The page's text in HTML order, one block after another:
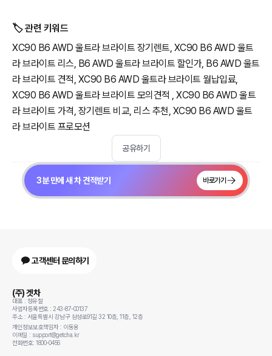
🏷️ 관련 키워드
XC90 B6 AWD 울트라 브라이트 장기렌트, XC90 B6 AWD 울트
라 브라이트 리스, B6 AWD 울트라 브라이트 할인가, B6 AWD 울트
라 브라이트 견적, XC90 B6 AWD 울트라 브라이트 월납입료,
XC90 B6 AWD 울트라 브라이트 모의견적 , XC90 B6 AWD 울트
라 브라이트 가격, 장기렌트 비교, 리스 추천, XC90 B6 AWD 울트
라 브라이트 프로모션
공유하기
3분 만에 새 차 견적받기 바로가기
고객센터 문의하기
(주) 겟차
대표 : 정유철
사업자등록번호 : 243-87-00137
주소 : 서울특별시 강남구 삼성로91길 32 10층, 11층, 12층
개인정보보호책임자 : 이동용
이메일 : support@getcha.kr
전화번호: 1800-0456